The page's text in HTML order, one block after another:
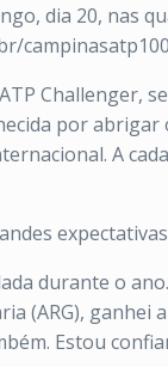
dia 20, nas
por
A
durante o
(ARG),
Estou